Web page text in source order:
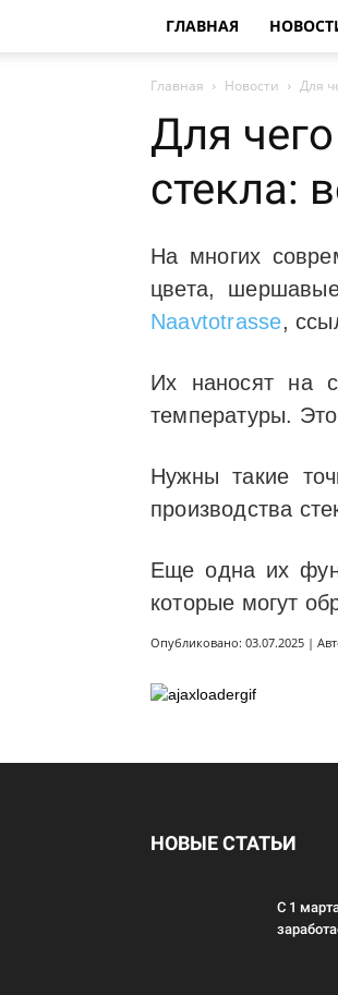
ГЛАВНАЯ
Главная Новости Для
Для
стекла:
На многих
цвета,
Naavtotrasse,
Их наносят на
температуры.
Нужны такие
производства
Еще одна их
которые могут
Опубликовано: 03.07.2025 |
НОВЫЕ СТАТЬИ
С 1